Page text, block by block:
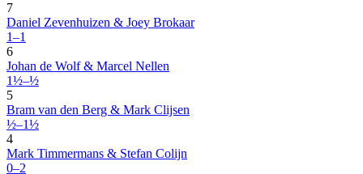
7
Daniel Zevenhuizen & Joey Brokaar
1–1
6
Johan de Wolf & Marcel Nellen
1½–½
5
Bram van den Berg & Mark Clijsen
½–1½
4
Mark Timmermans & Stefan Colijn
0–2